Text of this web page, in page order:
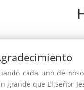
cada uno de
grande que El Señor